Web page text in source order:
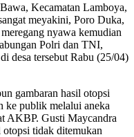
Kecamatan Lamboya,
meyakini, Poro Duka,
nyawa kemudian
Polri dan TNI,
desa tersebut Rabu (25/04)
gambaran hasil otopsi
ke publik melalui aneka
AKBP. Gusti Maycandra
otopsi tidak ditemukan